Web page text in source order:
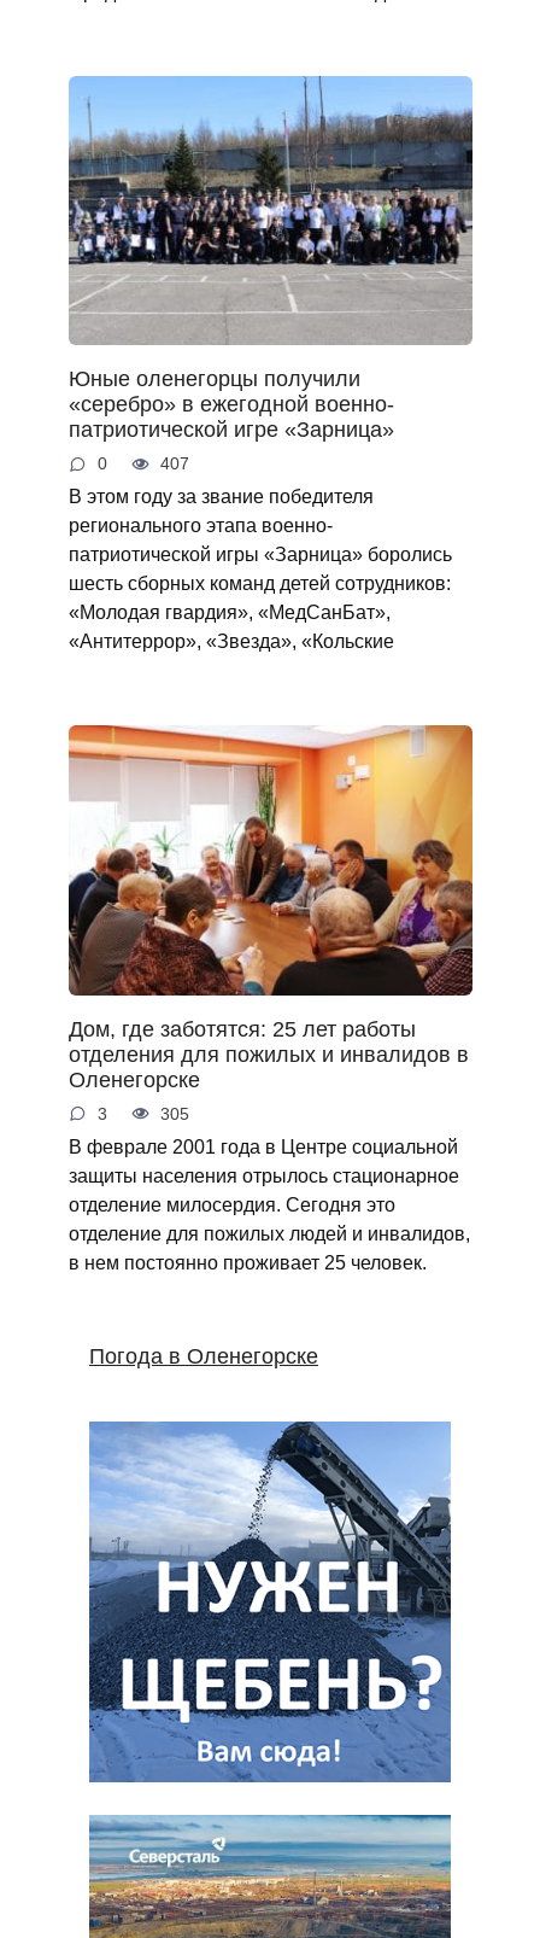
Юные оленегорцы получили
«серебро» в ежегодной военно-
патриотической игре «Зарница»
0 407
В этом году за звание победителя
регионального этапа военно-
патриотической игры «Зарница» боролись
шесть сборных команд детей сотрудников:
«Молодая гвардия», «МедСанБат»,
«Антитеррор», «Звезда», «Кольские
Дом, где заботятся: 25 лет работы
отделения для пожилых и инвалидов в
Оленегорске
3 305
В феврале 2001 года в Центре социальной
защиты населения отрылось стационарное
отделение милосердия. Сегодня это
отделение для пожилых людей и инвалидов,
в нем постоянно проживает 25 человек.
Погода в Оленегорске